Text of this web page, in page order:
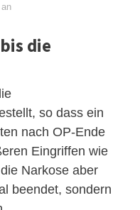
die
so dass ein
nach OP-Ende
Eingriffen wie
Narkose aber
beendet, sondern